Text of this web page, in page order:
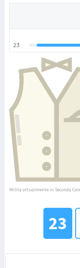
23
Milita attualmente in Seconda
23